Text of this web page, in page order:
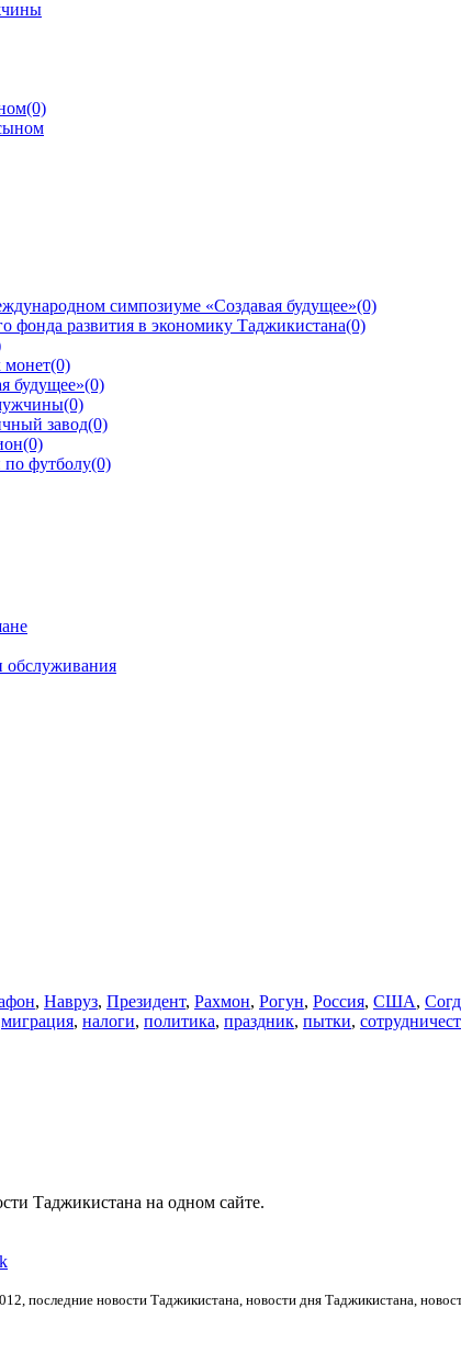
(0)
симпозиуме «Создавая будущее»(0)
фонда развития в экономику Таджикистана(0)
монет(0)
будущее»(0)
(0)
завод(0)
(0)
футболу(0)
обслуживания
, Навруз, Президент, Рахмон, Рогун, Россия, США, Согд
миграция, налоги, политика, праздник, пытки,
Таджикистана на одном сайте.
последние новости Таджикистана, новости дня Таджикистана,